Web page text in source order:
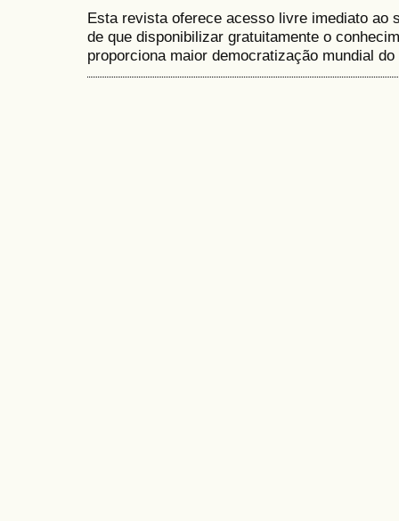
Esta revista oferece acesso livre imediato ao
de que disponibilizar gratuitamente o
proporciona maior democratização mundial